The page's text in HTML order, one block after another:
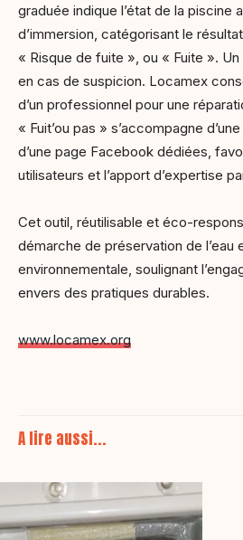
graduée indique l’état de la piscine
d’immersion, catégorisant le
« Risque de fuite », ou « Fuite ».
en cas de suspicion. Locamex
d’un professionnel pour une
« Fuit’ou pas » s’accompagne
d’une page Facebook dédiées,
utilisateurs et l’apport d’expertise
Cet outil, réutilisable et éco-
démarche de préservation de l’eau
environnementale, soulignant
envers des pratiques durables.
www.locamex.org
A lire aussi...